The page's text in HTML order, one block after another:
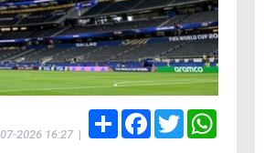
2026 16:27|
Share FacebookTwitterWhatsApp